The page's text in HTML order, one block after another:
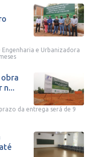
e Urbanizadora
n...
da entrega será de 9